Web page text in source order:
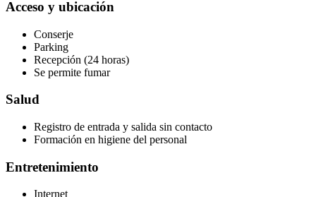
Acceso y ubicación
Conserje
Parking
Recepción (24 horas)
Se permite fumar
Salud
Registro de entrada y salida sin contacto
Formación en higiene del personal
Entretenimiento
Internet